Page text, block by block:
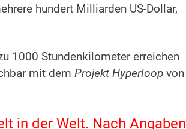
hundert Milliarden US-Dollar,
1000 Stundenkilometer erreichen
mit dem Projekt Hyperloop von
in der Welt. Nach Angaben